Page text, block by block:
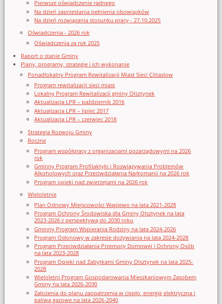
Pierwsze oświadczenie radnego
Na dzień zaprzestania pełnienia obowiązków
Na dzień rozwiązania stosunku pracy - 27.10.2025
Oświadczenia - 2026 rok
Oświadczenia za rok 2025
Raport o stanie Gminy
Plany, programy, strategie i ich wykonanie
Ponadlokalny Program Rewitalizacji Miast Sieci Cittaslow
Program rewitalizacji sieci miast
Lokalny Program Rewitalizacji gminy Olsztynek
Aktualizacja LPR – październik 2016
Aktualizacja LPR – lipiec 2017
Aktualizacja LPR – czerwiec 2018
Strategia Rozwoju Gminy
Roczne
Program współpracy z organizacjami pozarządowymi na 2026
rok
Gminny Program Profilaktyki i Rozwiązywania Problemów
Alkoholowych oraz Przeciwdziałania Narkomanii na 2026 rok
Program opieki nad zwierzętami na 2026 rok
Wieloletnie
Plan Odnowy Miejscowości Waplewo na lata 2021-2028
Program Ochrony Środowiska dla Gminy Olsztynek na lata
2023-2026 z perspektywą do 2030 roku
Gminny Program Wspierania Rodziny na lata 2024-2026
Program Osłonowy w zakresie dożywiania na lata 2024-2028
Program Przeciwdziałania Przemocy Domowej i Ochrony Osób
na lata 2023-2028
Program Opieki nad Zabytkami Gminy Olsztynek na lata 2025-
2028
Wieloletni Program Gospodarowania Mieszkaniowym Zasobem
Gminy na lata 2026-2030
Założenia do planu zaopatrzenia w ciepło, energię elektryczna i
paliwa gazowe na lata 2026-2040